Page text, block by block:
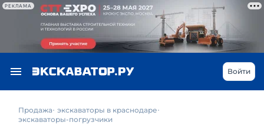
РЕКЛАМА
Войти
Продажа экскаваторы в краснодаре
экскаваторы-погрузчики